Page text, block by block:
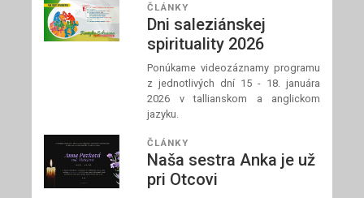
ČLÁNKY
Dni saleziánskej
spirituality 2026
Ponúkame videozáznamy programu
z jednotlivých dní 15 - 18. januára
2026 v tallianskom a anglickom
jazyku.
ČLÁNKY
Naša sestra Anka je už
pri Otcovi